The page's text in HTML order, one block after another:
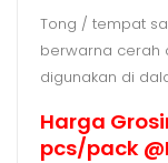
Tong / tempat
berwarna cerah
digunakan di
Harga
pcs/pack